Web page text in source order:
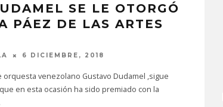
SE LE OTORGÓ
PÁEZ DE LAS ARTES
6 DICIEMBRE, 2018
orquesta venezolano Gustavo Dudamel ,sigue
en esta ocasión ha sido premiado con la